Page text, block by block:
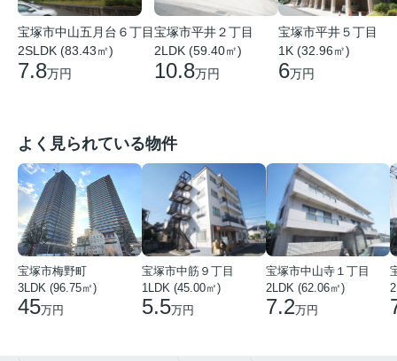
宝塚市中山五月台６丁目
2SLDK (83.43㎡)
7.8万円
宝塚市平井２丁目
2LDK (59.40㎡)
10.8万円
宝塚市平井５丁目
1K (32.96㎡)
6万円
よく見られている物件
宝塚市梅野町
3LDK (96.75㎡)
45万円
宝塚市中筋９丁目
1LDK (45.00㎡)
5.5万円
宝塚市中山寺１丁目
2LDK (62.06㎡)
7.2万円